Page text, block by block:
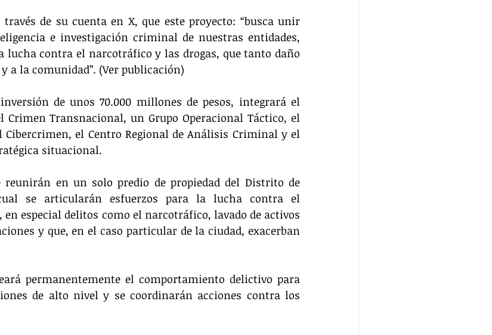
de su cuenta en X, que este proyecto: “busca unir
e investigación criminal de nuestras entidades,
lucha contra el narcotráfico y las drogas, que tanto daño
a la comunidad”. (Ver publicación)
de unos 70.000 millones de pesos, integrará el
Crimen Transnacional, un Grupo Operacional Táctico, el
Cibercrimen, el Centro Regional de Análisis Criminal y el
situacional.
reunirán en un solo predio de propiedad del Distrito de
se articularán esfuerzos para la lucha contra el
especial delitos como el narcotráfico, lavado de activos
y que, en el caso particular de la ciudad, exacerban
permanentemente el comportamiento delictivo para
de alto nivel y se coordinarán acciones contra los